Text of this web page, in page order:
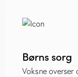
Børns sorg
Voksne overser